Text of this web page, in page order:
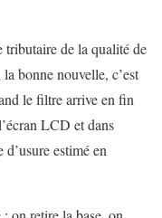
tributaire de la qualité de
bonne nouvelle, c’est
le filtre arrive en fin
LCD et dans
estimé en